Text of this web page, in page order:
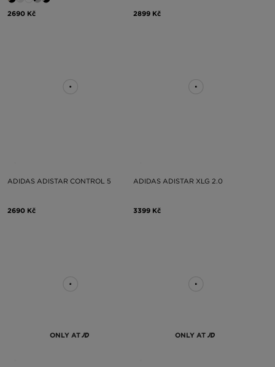
2690 Kč 2899 Kč
ADIDAS ADISTAR CONTROL 5
2690 Kč
ADIDAS ADISTAR XLG 2.0
3399 Kč
ONLY AT ONLY AT